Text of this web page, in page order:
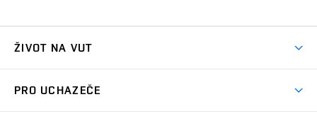
ŽIVOT NA VUT
PRO UCHAZEČE